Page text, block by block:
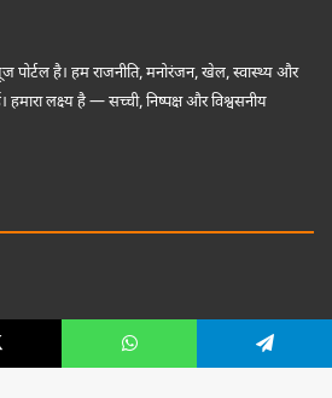
पोर्टल है। हम राजनीति, मनोरंजन, खेल, स्वास्थ्य और
हमारा लक्ष्य है — सच्ची, निष्पक्ष और विश्वसनीय